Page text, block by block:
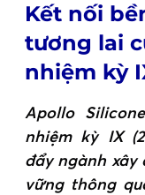
Kết nối
tương lai
nhiệm kỳ
Apollo
nhiệm kỳ IX
đẩy ngành
vững thông